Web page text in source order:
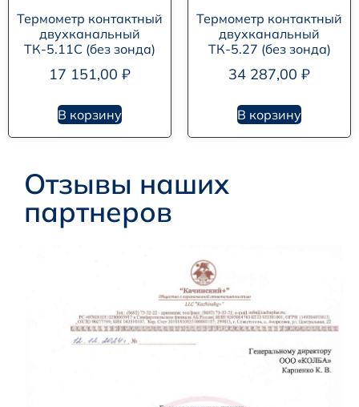
Термометр контактный
двухканальный
ТК-5.11C (без зонда)
17 151,00 ₽
В корзину
Термометр контактный
двухканальный
ТК-5.27 (без зонда)
34 287,00 ₽
В корзину
Отзывы наших
партнеров